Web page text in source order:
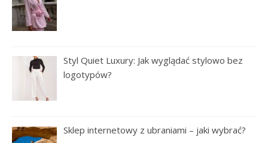
Styl Quiet Luxury: Jak wyglądać stylowo bez
logotypów?
Sklep internetowy z ubraniami – jaki wybrać?